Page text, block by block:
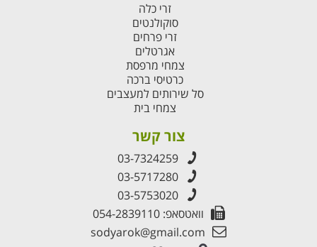
זרי כלה
סוקולנטים
זרי פרחים
אגרטלים
צמחי מרפסת
כרטיסי ברכה
סל שירותים למעצבים
צמחי בית
צור קשר
03-7324259
03-5717280
03-5753020
וואטסאפ: 054-2839110
sodyarok@gmail.com